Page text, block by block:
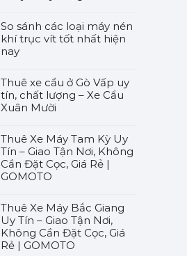
So sánh các loại máy nén
khí trục vít tốt nhất hiện
nay
Thuê xe cẩu ở Gò Vấp uy
tín, chất lượng – Xe Cẩu
Xuân Mười
Thuê Xe Máy Tam Kỳ Uy
Tín – Giao Tận Nơi, Không
Cần Đặt Cọc, Giá Rẻ |
GOMOTO
Thuê Xe Máy Bắc Giang
Uy Tín – Giao Tận Nơi,
Không Cần Đặt Cọc, Giá
Rẻ | GOMOTO